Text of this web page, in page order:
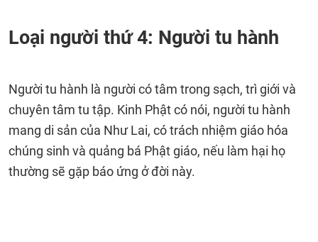
Loại người thứ 4: Người tu hành
Người tu hành là người có tâm trong sạch, trì giới và
chuyên tâm tu tập. Kinh Phật có nói, người tu hành
mang di sản của Như Lai, có trách nhiệm giáo hóa
chúng sinh và quảng bá Phật giáo, nếu làm hại họ
thường sẽ gặp báo ứng ở đời này.